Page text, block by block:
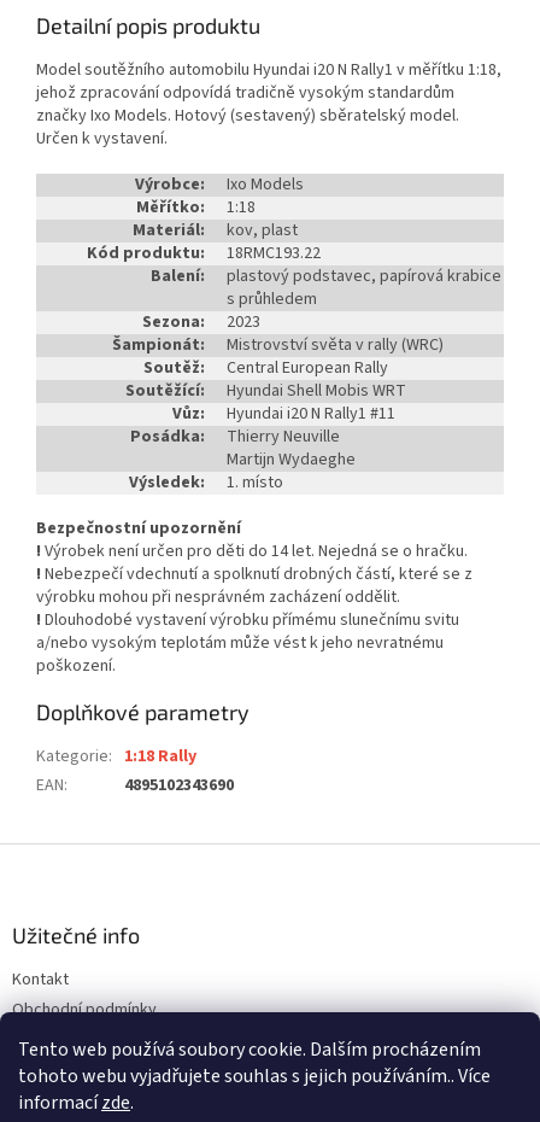
Tento web používá soubory cookie. Dalším procházením
tohoto webu vyjadřujete souhlas s jejich používáním.. Více
informacízde.
Detailní popis produktu
Model soutěžního automobilu Hyundai i20 N Rally1 v měřítku 1:18,
jehož zpracování odpovídá tradičně vysokým standardům
značky Ixo Models. Hotový (sestavený) sběratelský model.
Určen k vystavení.
Výrobce:
Ixo Models
Měřítko:
1:18
Materiál:
kov, plast
Kód produktu:
18RMC193.22
Balení:
plastový podstavec, papírová krabice
s průhledem
Sezona:
2023
Šampionát:
Mistrovství světa v rally (WRC)
Soutěž:
Central European Rally
Soutěžící:
Hyundai Shell Mobis WRT
Vůz:
Hyundai i20 N Rally1 #11
Posádka:
Thierry Neuville
Martijn Wydaeghe
Výsledek:
1. místo
Bezpečnostní upozornění
! Výrobek není určen pro děti do 14 let. Nejedná se o hračku.
! Nebezpečí vdechnutí a spolknutí drobných částí, které se z
výrobku mohou při nesprávném zacházení oddělit.
! Dlouhodobé vystavení výrobku přímému slunečnímu svitu
a/nebo vysokým teplotám může vést k jeho nevratnému
poškození.
Doplňkové parametry
Kategorie: 1:18 Rally
EAN: 4895102343690
Užitečné info
Kontakt
Obchodní podmínky
Ochrana osobních údajů